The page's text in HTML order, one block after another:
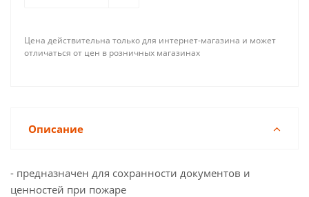
Цена действительна только для интернет-магазина и может
отличаться от цен в розничных магазинах
Описание
- предназначен для сохранности документов и
ценностей при пожаре